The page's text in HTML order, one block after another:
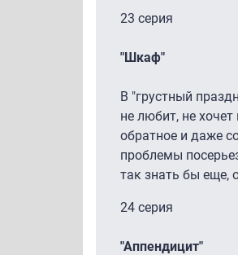
23 серия
"Шкаф"
В "грустный
не любит, не
обратное и даже
проблемы
так знать бы еще,
24 серия
"Аппендицит"